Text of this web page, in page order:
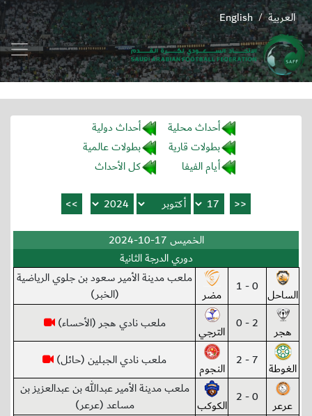
English / العربية
أحداث محلية
أحداث دولية
بطولات قارية
بطولات عالمية
أيام الفيفا
كل الأحداث
الخميس 17-10-2024
دوري الدرجة الثانية
الساحل 0 - 1 مضر
ملعب مدينة الأمير سعود بن جلوي الرياضية
(الخبر)
هجر 2 - 0 الترجي ملعب نادي هجر (الأحساء)
الغوطة 7 - 2 النجوم ملعب نادي الجبلين (حائل)
عرعر 0 - 2 الكوكب
ملعب مدينة الأمير عبدالله بن عبدالعزيز بن
مساعد (عرعر)